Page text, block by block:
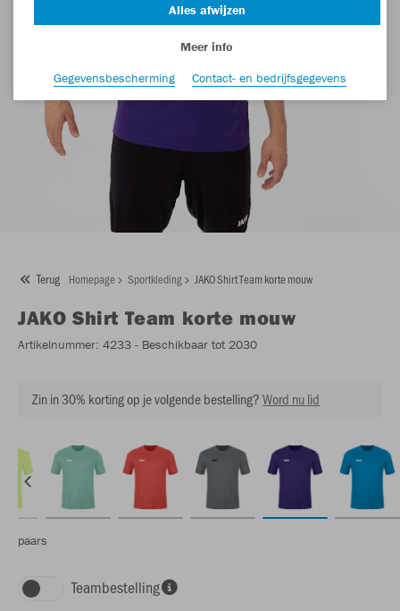
Terug Homepage Sportkleding JAKO Shirt Team korte mouw
JAKO Shirt Team korte mouw
Artikelnummer: 4233 - Beschikbaar tot 2030
Zin in 30% korting op je volgende bestelling?Word nu lid
paars
Teambestelling
Alles afwijzen
Meer info
Gegevensbescherming
Contact- en bedrijfsgegevens